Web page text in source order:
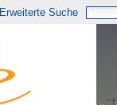
Erweiterte Suche